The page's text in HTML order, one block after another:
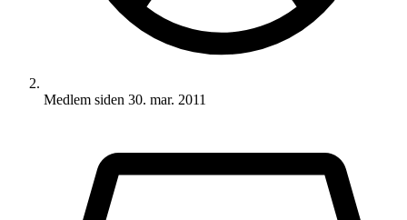
Medlem siden 30. mar. 2011